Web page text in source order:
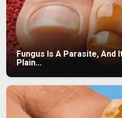
Fungus Is A Parasite, And
Plain...